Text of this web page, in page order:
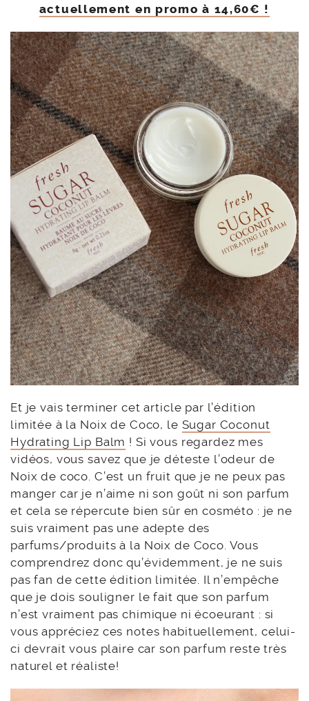
actuellement en promo à 14,60€ !
Et je vais terminer cet article par l’édition
limitée à la Noix de Coco, le Sugar Coconut
Hydrating Lip Balm ! Si vous regardez mes
vidéos, vous savez que je déteste l’odeur de
Noix de coco. C’est un fruit que je ne peux pas
manger car je n’aime ni son goût ni son parfum
et cela se répercute bien sûr en cosméto : je ne
suis vraiment pas une adepte des
parfums/produits à la Noix de Coco. Vous
comprendrez donc qu’évidemment, je ne suis
pas fan de cette édition limitée. Il n’empêche
que je dois souligner le fait que son parfum
n’est vraiment pas chimique ni écoeurant : si
vous appréciez ces notes habituellement, celui-
ci devrait vous plaire car son parfum reste très
naturel et réaliste!